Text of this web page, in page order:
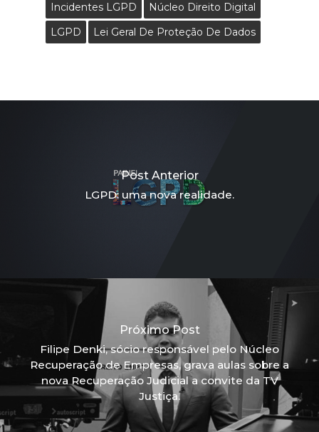
Incidentes LGPD
Núcleo Direito Digital
LGPD
Lei Geral De Proteção De Dados
Post Anterior
LGPD: uma nova realidade.
Próximo Post
Filipe Denki, sócio responsável pelo Núcleo
Recuperação de Empresas, grava aulas sobre a
nova Recuperação Judicial a convite da TV
Justiça.